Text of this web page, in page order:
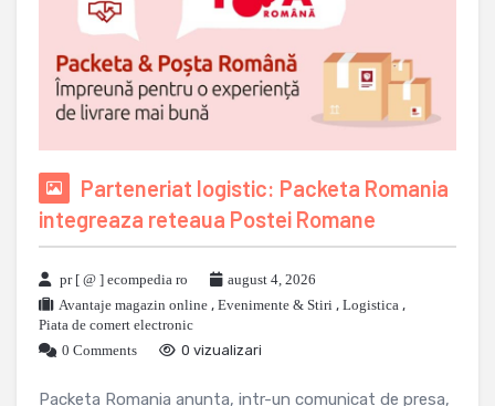
Parteneriat logistic: Packeta Romania
integreaza reteaua Postei Romane
pr [ @ ] ecompedia ro
august 4, 2026
Avantaje magazin online , Evenimente & Stiri , Logistica ,
Piata de comert electronic
0 Comments
0 vizualizari
Packeta Romania anunta, intr-un comunicat de presa,